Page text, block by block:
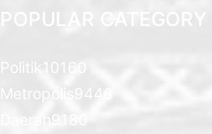
POPULAR CATEGORY
Politik
10160
Metropolis
9446
Daerah